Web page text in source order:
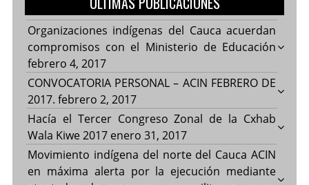
Organizaciones indígenas del Cauca acuerdan
compromisos con el Ministerio de Educación
febrero 4, 2017
CONVOCATORIA PERSONAL – ACIN FEBRERO DE
2017. febrero 2, 2017
Hacía el Tercer Congreso Zonal de la Cxhab
Wala Kiwe 2017 enero 31, 2017
Movimiento indígena del norte del Cauca ACIN
en máxima alerta por la ejecución mediante